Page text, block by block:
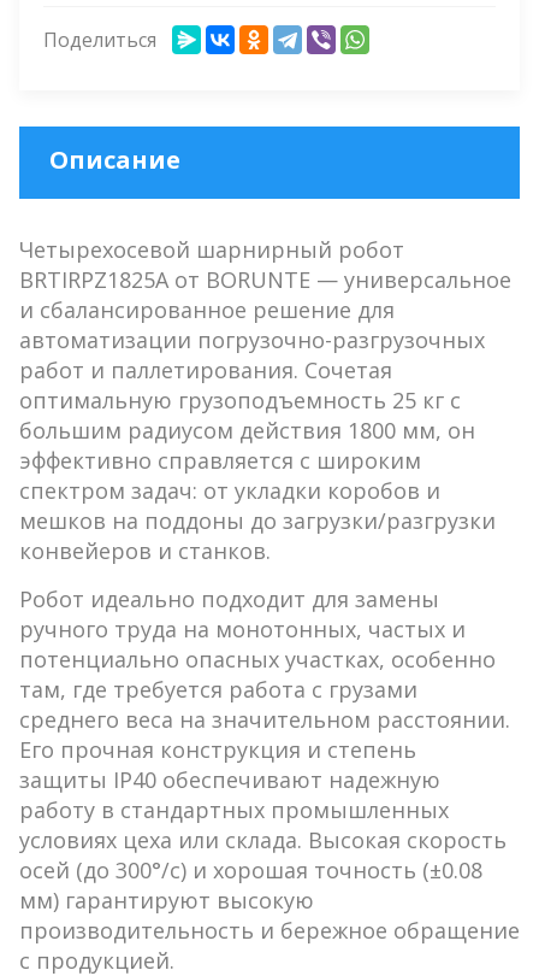
Поделиться
Описание
Четырехосевой шарнирный робот
BRTIRPZ1825A от BORUNTE — универсальное
и сбалансированное решение для
автоматизации погрузочно-разгрузочных
работ и паллетирования. Сочетая
оптимальную грузоподъемность 25 кг с
большим радиусом действия 1800 мм, он
эффективно справляется с широким
спектром задач: от укладки коробов и
мешков на поддоны до загрузки/разгрузки
конвейеров и станков.
Робот идеально подходит для замены
ручного труда на монотонных, частых и
потенциально опасных участках, особенно
там, где требуется работа с грузами
среднего веса на значительном расстоянии.
Его прочная конструкция и степень
защиты IP40 обеспечивают надежную
работу в стандартных промышленных
условиях цеха или склада. Высокая скорость
осей (до 300°/с) и хорошая точность (±0.08
мм) гарантируют высокую
производительность и бережное обращение
с продукцией.